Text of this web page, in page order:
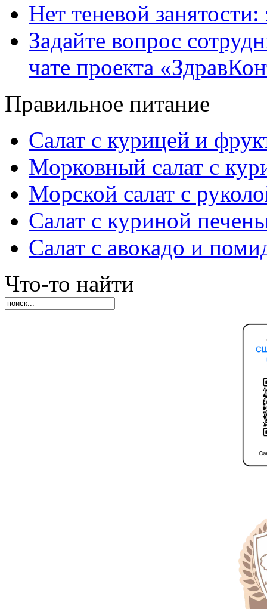
Нет теневой
Задайте вопрос
чате проекта
Правильное питание
Салат с курицей и
Морковный салат с
Морской салат с
Салат с куриной
Салат с авокадо и
Что-то найти